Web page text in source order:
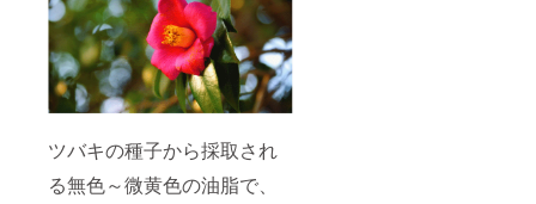
ツバキの種子から採取され
る無色～微黄色の油脂で、